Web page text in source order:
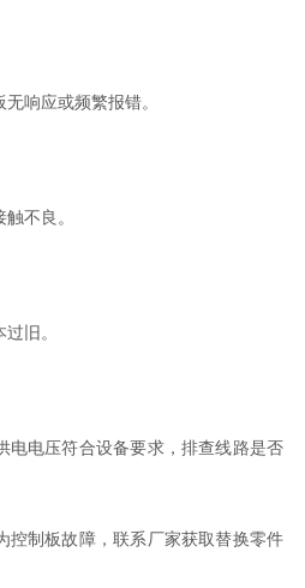
响应或频繁报错。
不良。
旧。
电压符合设备要求，排查线路是否
制板故障，联系厂家获取替换零件